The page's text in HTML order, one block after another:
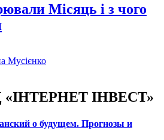
Місяць і з чого
Мусієнко
ІНВЕСТ»
о будущем. Прогнозы и